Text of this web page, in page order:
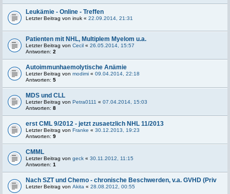
Leukämie - Online - Treffen
Letzter Beitrag von inuk « 22.09.2014, 21:31
Patienten mit NHL, Multiplem Myelom u.a.
Letzter Beitrag von Cecil « 26.05.2014, 15:57
Antworten: 2
Autoimmunhaemolytische Anämie
Letzter Beitrag von modimi « 09.04.2014, 22:18
Antworten: 5
MDS und CLL
Letzter Beitrag von Petra0111 « 07.04.2014, 15:03
Antworten: 8
erst CML 9/2012 - jetzt zusaetzlich NHL 11/2013
Letzter Beitrag von Franke « 30.12.2013, 19:23
Antworten: 9
CMML
Letzter Beitrag von geck « 30.11.2012, 11:15
Antworten: 1
Nach SZT und Chemo - chronische Beschwerden, v.a. GVHD (Priv
Letzter Beitrag von Akita « 28.08.2012, 00:55